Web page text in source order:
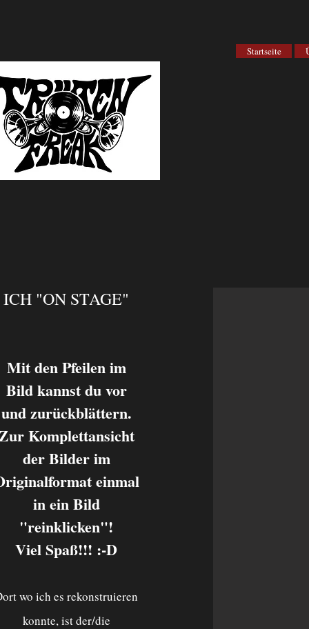
Startseite
ICH "ON STAGE"
Mit den Pfeilen im
Bild kannst du vor
und zurückblättern.
Komplettansicht
der Bilder im
einmal
in ein Bild
"reinklicken"!
Viel Spaß!!! :-D
wo ich es rekonstruieren
konnte,ist der/die